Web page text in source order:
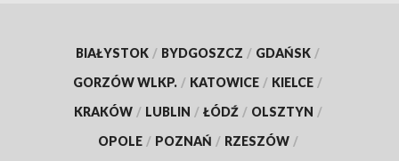
BIAŁYSTOK / BYDGOSZCZ / GDAŃSK /
GORZÓW WLKP. / KATOWICE / KIELCE /
KRAKÓW / LUBLIN / ŁÓDŹ / OLSZTYN /
OPOLE / POZNAŃ / RZESZÓW /